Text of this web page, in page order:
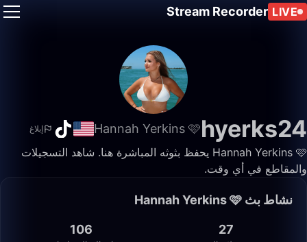
LIVE
Stream Recorder
hyerks24
Hannah Yerkins 🩷 إبلاغ
Hannah Yerkins 🩷 يحفظ بثوثه المباشرة هنا. شاهد التسجيلات
والمقاطع في أي وقت.
نشاط بث Hannah Yerkins 🩷
27
106